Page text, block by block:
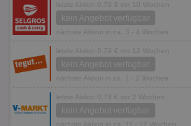
letzte Aktion 0,79 € vor 10 Wochen
kein Angebot verfügbar
nächste Aktion in ca. 3 - 4 Wochen
letzte Aktion 0,79 € vor 12 Wochen
kein Angebot verfügbar
nächste Aktion in ca. 1 - 2 Wochen
letzte Aktion 0,79 € vor 2 Wochen
kein Angebot verfügbar
nächste Aktion in ca. 11 - 12 Wochen